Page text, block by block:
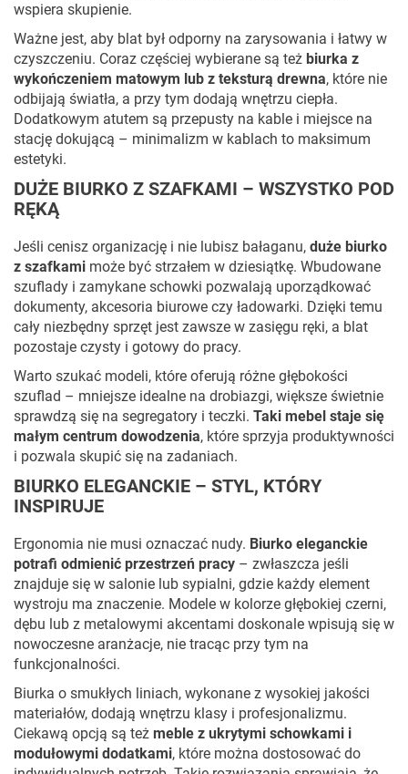
wspiera skupienie.
Ważne jest, aby blat był odporny na zarysowania i łatwy w
czyszczeniu. Coraz częściej wybierane są też biurka z
wykończeniem matowym lub z teksturą drewna, które nie
odbijają światła, a przy tym dodają wnętrzu ciepła.
Dodatkowym atutem są przepusty na kable i miejsce na
stację dokującą – minimalizm w kablach to maksimum
estetyki.
DUŻE BIURKO Z SZAFKAMI – WSZYSTKO POD
RĘKĄ
Jeśli cenisz organizację i nie lubisz bałaganu, duże biurko
z szafkami może być strzałem w dziesiątkę. Wbudowane
szuflady i zamykane schowki pozwalają uporządkować
dokumenty, akcesoria biurowe czy ładowarki. Dzięki temu
cały niezbędny sprzęt jest zawsze w zasięgu ręki, a blat
pozostaje czysty i gotowy do pracy.
Warto szukać modeli, które oferują różne głębokości
szuflad – mniejsze idealne na drobiazgi, większe świetnie
sprawdzą się na segregatory i teczki. Taki mebel staje się
małym centrum dowodzenia, które sprzyja produktywności
i pozwala skupić się na zadaniach.
BIURKO ELEGANCKIE – STYL, KTÓRY
INSPIRUJE
Ergonomia nie musi oznaczać nudy. Biurko eleganckie
potrafi odmienić przestrzeń pracy – zwłaszcza jeśli
znajduje się w salonie lub sypialni, gdzie każdy element
wystroju ma znaczenie. Modele w kolorze głębokiej czerni,
dębu lub z metalowymi akcentami doskonale wpisują się w
nowoczesne aranżacje, nie tracąc przy tym na
funkcjonalności.
Biurka o smukłych liniach, wykonane z wysokiej jakości
materiałów, dodają wnętrzu klasy i profesjonalizmu.
Ciekawą opcją są też meble z ukrytymi schowkami i
modułowymi dodatkami, które można dostosować do